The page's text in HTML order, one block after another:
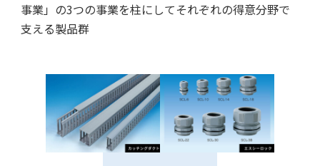
事業」の3つの事業を柱にしてそれぞれの得意分野で
支える製品群